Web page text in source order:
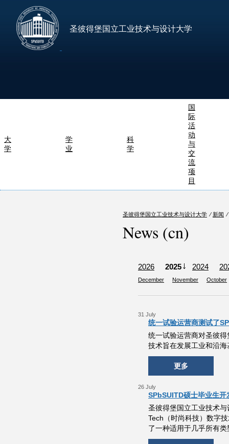
圣彼得堡国立工业技术与设计大学
大
学
学
业
科
学
国
际
活
动
与
交
流
项
目
圣彼得堡国立工业技术与设计大学 ⁄ 新闻 ⁄
News (cn)
2026 2025 2024
December November October
31 July
统一试验运营商测试了
统一试验运营商对圣彼
技术旨在发展工业和沿
更多
26 July
SPbSUITD硕士毕业生
圣彼得堡国立工业技术
Tech（时尚科技）数字
了一种适用于几乎所有